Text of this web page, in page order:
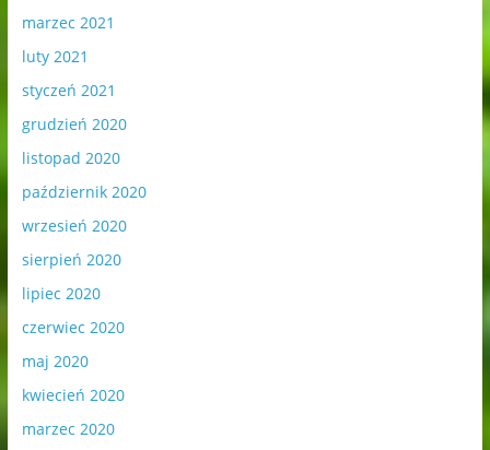
marzec 2021
luty 2021
styczeń 2021
grudzień 2020
listopad 2020
październik 2020
wrzesień 2020
sierpień 2020
lipiec 2020
czerwiec 2020
maj 2020
kwiecień 2020
marzec 2020